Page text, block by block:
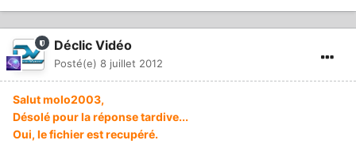
Déclic Vidéo
Posté(e) 8 juillet 2012
Salut molo2003,
Désolé pour la réponse tardive...
Oui, le fichier est recupéré.